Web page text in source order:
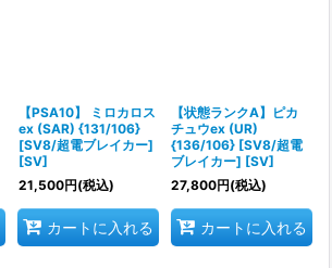
【PSA10】 ミロカロス
ex (SAR) {131/106}
[SV8/超電ブレイカー]
[SV]
21,500円(税込)
カートに入れる
【状態ランクA】ピカ
チュウex (UR)
{136/106} [SV8/超電
ブレイカー] [SV]
27,800円(税込)
カートに入れる